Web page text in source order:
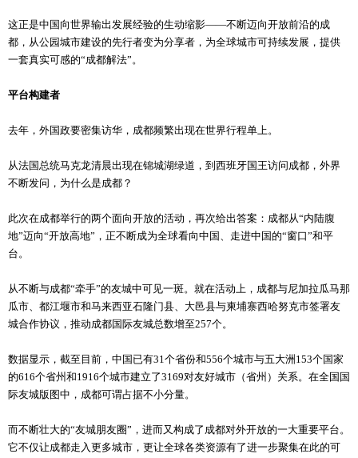
这正是中国向世界输出发展经验的生动缩影——不断迈向开放前沿的成
都，从公园城市建设的先行者变为分享者，为全球城市可持续发展，提供
一套真实可感的“成都解法”。
平台构建者
去年，外国政要密集访华，成都频繁出现在世界行程单上。
从法国总统马克龙清晨出现在锦城湖绿道，到西班牙国王访问成都，外界
不断发问，为什么是成都？
此次在成都举行的两个面向开放的活动，再次给出答案：成都从“内陆腹
地”迈向“开放高地”，正不断成为全球看向中国、走进中国的“窗口”和平
台。
从不断与成都“牵手”的友城中可见一斑。就在活动上，成都与尼加拉瓜马那
瓜市、都江堰市和马来西亚石隆门县、大邑县与柬埔寨西哈努克市签署友
城合作协议，推动成都国际友城总数增至257个。
数据显示，截至目前，中国已有31个省份和556个城市与五大洲153个国家
的616个省州和1916个城市建立了3169对友好城市（省州）关系。在全国国
际友城版图中，成都可谓占据不小分量。
而不断壮大的“友城朋友圈”，进而又构成了成都对外开放的一大重要平台。
它不仅让成都走入更多城市，更让全球各类资源有了进一步聚集在此的可